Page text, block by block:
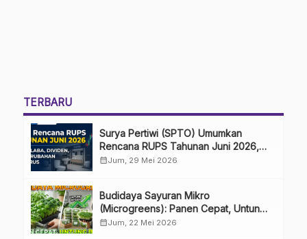
TERBARU
Surya Pertiwi (SPTO) Umumkan
Rencana RUPS Tahunan Juni 2026,
Bahas Penggunaan Laba Hingga
calendar_monthJum, 29 Mei 2026
Budidaya Sayuran Mikro
(Microgreens): Panen Cepat, Untung
Besar
calendar_monthJum, 22 Mei 2026